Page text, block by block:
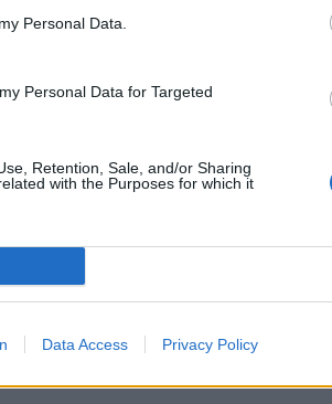
Personal Data.
Personal Data for Targeted
Retention, Sale, and/or Sharing
with the Purposes for which it
Data Access Privacy Policy